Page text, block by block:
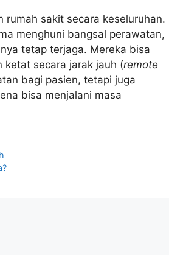
rumah sakit secara keseluruhan.
menghuni bangsal perawatan,
tetap terjaga. Mereka bisa
ketat secara jarak jauh (remote
bagi pasien, tetapi juga
bisa menjalani masa